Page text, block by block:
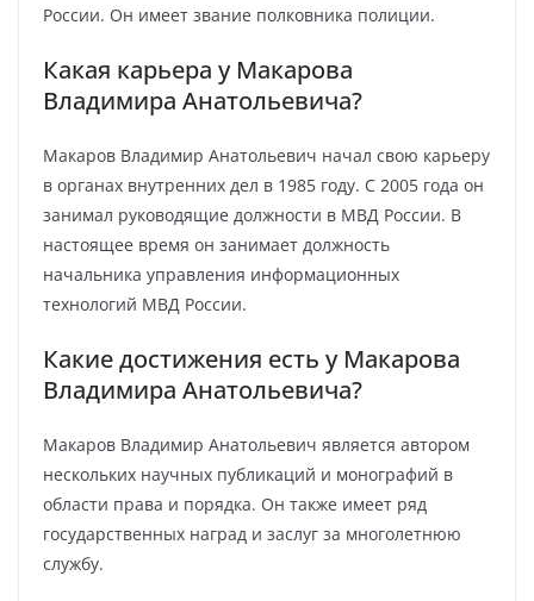
России. Он имеет звание полковника полиции.
Какая карьера у Макарова
Владимира Анатольевича?
Макаров Владимир Анатольевич начал свою карьеру
в органах внутренних дел в 1985 году. С 2005 года он
занимал руководящие должности в МВД России. В
настоящее время он занимает должность
начальника управления информационных
технологий МВД России.
Какие достижения есть у Макарова
Владимира Анатольевича?
Макаров Владимир Анатольевич является автором
нескольких научных публикаций и монографий в
области права и порядка. Он также имеет ряд
государственных наград и заслуг за многолетнюю
службу.